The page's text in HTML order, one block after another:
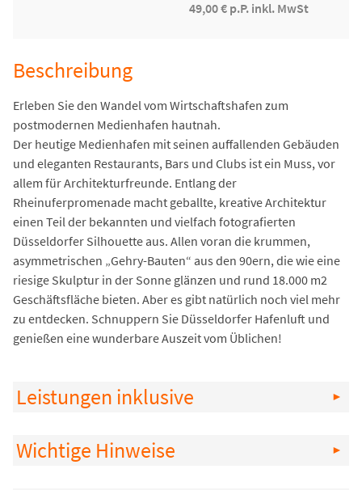
49,00 € p.P. inkl. MwSt
Beschreibung
Erleben Sie den Wandel vom Wirtschaftshafen zum
postmodernen Medienhafen hautnah.
Der heutige Medienhafen mit seinen auffallenden Gebäuden
und eleganten Restaurants, Bars und Clubs ist ein Muss, vor
allem für Architekturfreunde. Entlang der
Rheinuferpromenade macht geballte, kreative Architektur
einen Teil der bekannten und vielfach fotografierten
Düsseldorfer Silhouette aus. Allen voran die krummen,
asymmetrischen „Gehry-Bauten“ aus den 90ern, die wie eine
riesige Skulptur in der Sonne glänzen und rund 18.000 m2
Geschäftsfläche bieten. Aber es gibt natürlich noch viel mehr
zu entdecken. Schnuppern Sie Düsseldorfer Hafenluft und
genießen eine wunderbare Auszeit vom Üblichen!
Leistungen inklusive
Wichtige Hinweise